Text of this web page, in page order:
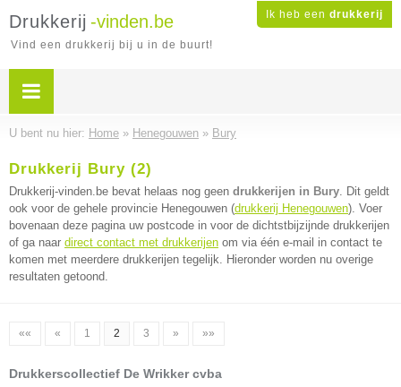
Ik heb een drukkerij
Drukkerij -vinden.be
Vind een drukkerij bij u in de buurt!
U bent nu hier: Home » Henegouwen » Bury
Drukkerij Bury (2)
Drukkerij-vinden.be bevat helaas nog geen drukkerijen in Bury. Dit geldt
ook voor de gehele provincie Henegouwen (drukkerij Henegouwen). Voer
bovenaan deze pagina uw postcode in voor de dichtstbijzijnde drukkerijen
of ga naar direct contact met drukkerijen om via één e-mail in contact te
komen met meerdere drukkerijen tegelijk. Hieronder worden nu overige
resultaten getoond.
«« « 1 2 3 » »»
Drukkerscollectief De Wrikker cvba